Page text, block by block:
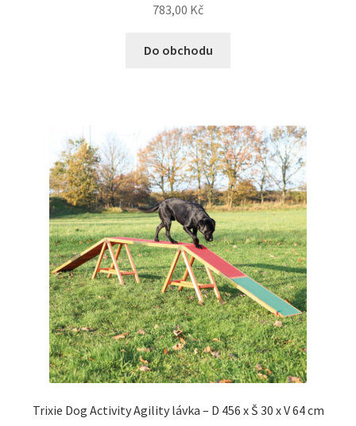
783,00 Kč
Do obchodu
Trixie Dog Activity Agility lávka – D 456 x Š 30 x V 64 cm